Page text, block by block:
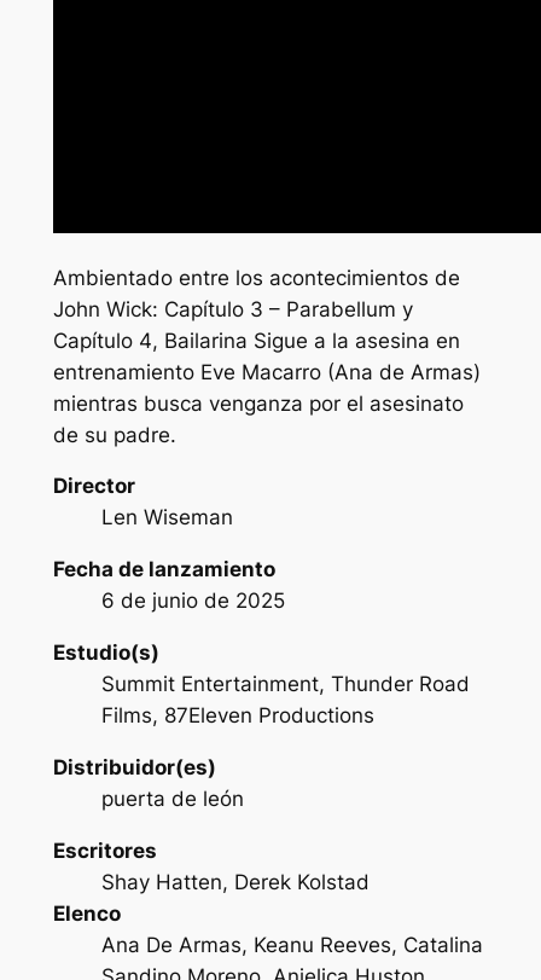
Ambientado entre los acontecimientos de
John Wick: Capítulo 3 – Parabellum y
Capítulo 4, Bailarina Sigue a la asesina en
entrenamiento Eve Macarro (Ana de Armas)
mientras busca venganza por el asesinato
de su padre.
Director
Len Wiseman
Fecha de lanzamiento
6 de junio de 2025
Estudio(s)
Summit Entertainment, Thunder Road
Films, 87Eleven Productions
Distribuidor(es)
puerta de león
Escritores
Shay Hatten, Derek Kolstad
Elenco
Ana De Armas, Keanu Reeves, Catalina